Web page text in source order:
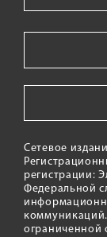
Сетевое
регистрации:
Федеральной
ограниченной